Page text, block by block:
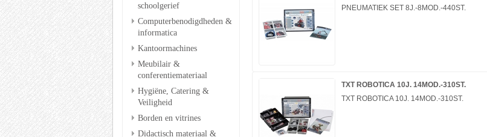
schoolgerief
Computerbenodigdheden &
informatica
Kantoormachines
Meubilair &
conferentiemateriaal
Hygiëne, Catering &
Veiligheid
Borden en vitrines
Didactisch materiaal &
PNEUMATIEK SET 8J.-8MOD.-440ST.
TXT ROBOTICA 10J. 14MOD.-310ST.
TXT ROBOTICA 10J. 14MOD.-310ST.